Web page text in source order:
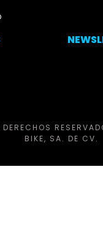
DERECHOS
BIKE, SA. DE CV.